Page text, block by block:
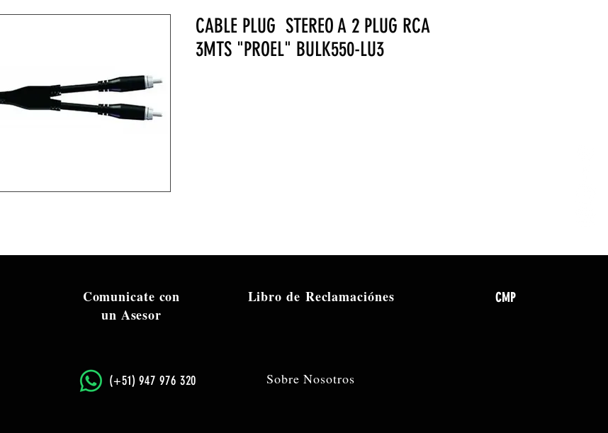
CABLE PLUG STEREO A 2 PLUG RCA
3MTS "PROEL" BULK550-LU3
Comunicate con
un Asesor
Libro de Reclamaciónes CMP
​(+51) 947 976 320 Sobre Nosotros